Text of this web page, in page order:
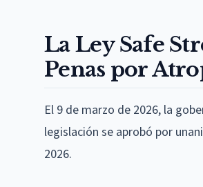
La Ley Safe
Penas por
El 9 de marzo de 2026, la
legislación se aprobó por
2026.